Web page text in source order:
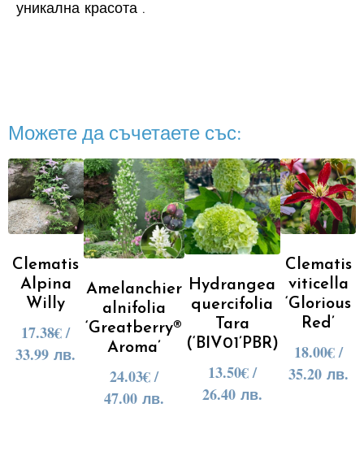
уникална красота .
Можете да съчетаете със:
Clematis
Alpina
Willy
17.38€/
33.99 лв.
Amelanchier
alnifolia
‘Greatberry®
Aroma’
24.03€/
47.00 лв.
Hydrangea
quercifolia
Tara
(‘BIV01’PBR)
13.50€/
26.40 лв.
Clematis
viticella
‘Glorious
Red’
18.00€/
35.20 лв.